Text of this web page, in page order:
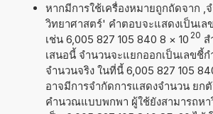
หากมีการใช้เครื่องหมายถูกถัดจาก
วิทยาศาสตร์' คำตอบจะแสดงเป็นเล
เช่น 6,005 827 105 840 8 × 10 20 ส
เสนอนี้ จำนวนจะแยกออกเป็นเลขชี้
จำนวนจริง ในที่นี้ 6,005 827 105
อาจมีการจำกัดการแสดงจำนวน ยกตั
คำนวณแบบพกพา ผู้ใช้ยังสามารถหา